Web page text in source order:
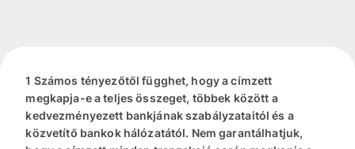
1 Számos tényezőtől függhet, hogy a címzett
megkapja-e a teljes összeget, többek között a
kedvezményezett bankjának szabályzataitól és a
közvetítő bankok hálózatától. Nem garantálhatjuk,